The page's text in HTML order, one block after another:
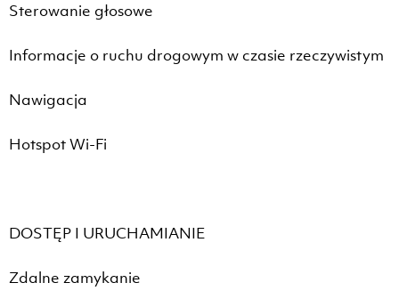
Sterowanie głosowe
Informacje o ruchu drogowym w czasie rzeczywistym
Nawigacja
Hotspot Wi-Fi
DOSTĘP I URUCHAMIANIE
Zdalne zamykanie